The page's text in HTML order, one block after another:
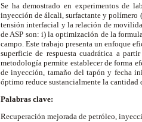
Se ha demostrado en experimentos de
inyección de álcali, surfactante y polímero
tensión interfacial y la relación de
de ASP son: i) la optimización de la
campo. Este trabajo presenta un enfoque
superficie de respuesta cuadrática a
metodología permite establecer de forma
de inyección, tamaño del tapón y fecha
óptimo reduce sustancialmente la
Palabras clave:
Recuperación mejorada de petróleo,